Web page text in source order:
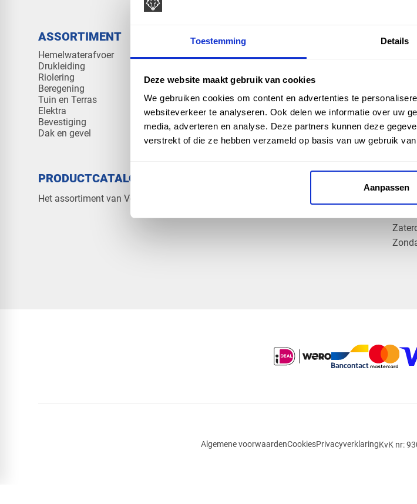
Toestemming Details
Deze website maakt gebruik van cookies
We gebruiken cookies om content en advertenties te
websiteverkeer te analyseren. Ook delen we informatie over uw
media, adverteren en analyse. Deze partners kunnen deze
verstrekt of die ze hebben verzameld op basis van uw gebruik
Aanpassen
ASSORTIMENT
Hemelwaterafvoer
Drukleiding
Riolering
Beregening
Tuin en Terras
Elektra
Bevestiging
Dak en gevel
KENNIS EN HULP
Klantenservice
Veelgestelde vragen
PRODUCTCATALOGUS 2026
Het assortiment van Vos Products
Algemene voorwaardenCookiesPrivacyverklaringKvK nr: